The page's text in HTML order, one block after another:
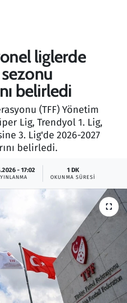
liglerde
belirledi
(TFF) Yönetim
Lig, Trendyol 1. Lig,
3. Lig'de 2026-2027
belirledi.
- 17:02 1 DK
OKUNMA SÜRESI